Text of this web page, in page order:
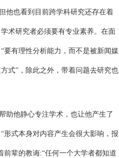
他也看到目前跨学科研究还存在着
术研究者必须要有专业素养。在面
“要有理性分析能力，而不是被新闻媒
式” ，除此之外，带着问题去研究也
助他静心专注学术，也让他产生了
“形式本身对内容产生会很大影响，报
前辈的教诲:“任何一个大学者都知道